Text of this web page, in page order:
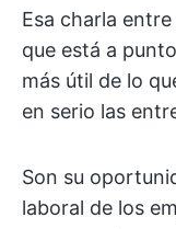
Esa charla
que está a
más útil de lo
en serio las
Son su
laboral de los